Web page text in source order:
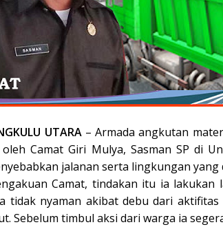
UTARA– Armada angkutan
Camat Giri Mulya, Sasman SP di
jalanan serta lingkungan yang
Camat, tindakan itu ia lakukan
tidak nyaman akibat debu dari
Sebelum timbul aksi dari warga ia